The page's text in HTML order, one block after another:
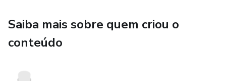
Saiba mais sobre quem criou o
conteúdo